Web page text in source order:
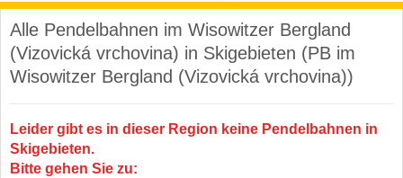
Alle Pendelbahnen im Wisowitzer Bergland
(Vizovická vrchovina) in Skigebieten (PB im
Wisowitzer Bergland (Vizovická vrchovina))
Leider gibt es in dieser Region keine Pendelbahnen in
Skigebieten.
Bitte gehen Sie zu: